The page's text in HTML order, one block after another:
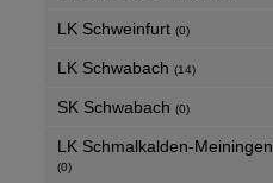
LK Schweinfurt (0)
LK Schwabach (14)
SK Schwabach (0)
LK Schmalkalden-Meiningen
(0)